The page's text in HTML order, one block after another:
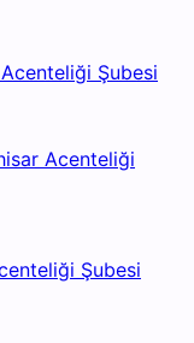
Şubesi
Acenteliği
Şubesi